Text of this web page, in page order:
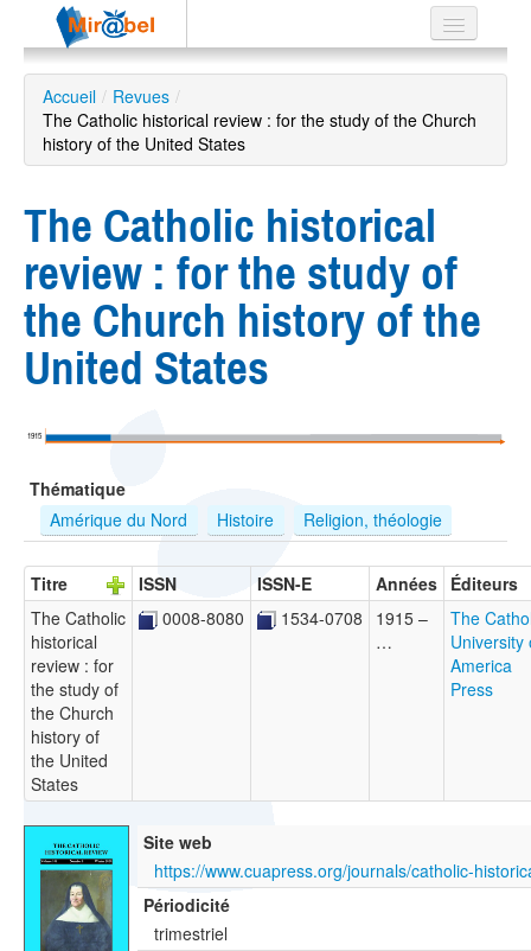
Le réseau
Soutien
Listes
Recherche
avancée
EN
ES
Accueil / Revues /
The Catholic historical review : for the study of the Church
history of the United States
The Catholic historical
review : for the study of
the Church history of the
United States
1915
Thématique
Amérique du Nord
Histoire Religion, théologie
Titre ISSN ISSN-E Années Éditeurs
The Catholic
historical
review : for
the study of
the Church
history of
the United
States
0008-8080 1534-0708
1915 –
…
The
University
America
Press
Site web
https://www.cuapress.org/journals/catholic-
Périodicité
trimestriel